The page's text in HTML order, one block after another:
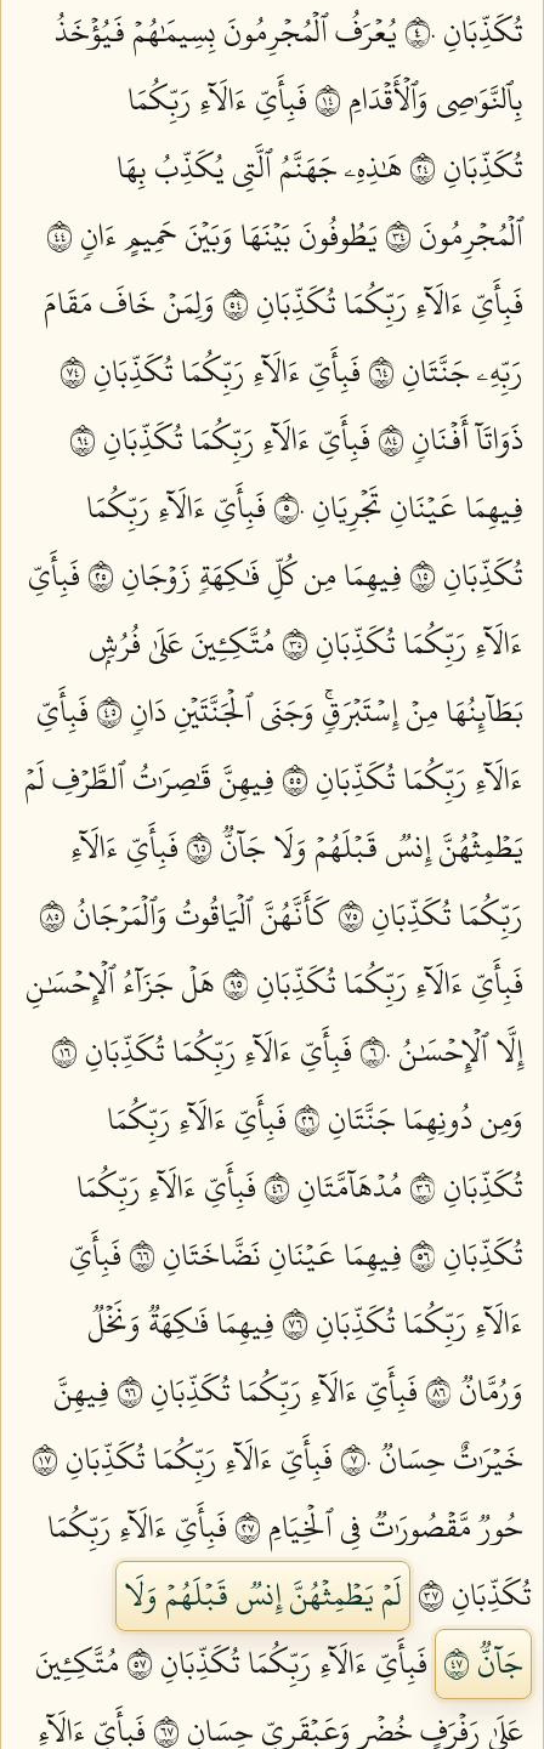
تُكَذِّبَانِ ٤٠
يُعۡرَفُ ٱلۡمُجۡرِمُونَ بِسِيمَٰهُمۡ فَيُؤۡخَذُ
بِٱلنَّوَٰصِي وَٱلۡأَقۡدَامِ ٤١
فَبِأَيِّ ءَالَآءِ رَبِّكُمَا
تُكَذِّبَانِ ٤٢
هَٰذِهِۦ جَهَنَّمُ ٱلَّتِي يُكَذِّبُ بِهَا
ٱلۡمُجۡرِمُونَ ٤٣
يَطُوفُونَ بَيۡنَهَا وَبَيۡنَ حَمِيمٍ ءَانٖ ٤٤
فَبِأَيِّ ءَالَآءِ رَبِّكُمَا تُكَذِّبَانِ ٤٥
وَلِمَنۡ خَافَ مَقَامَ
رَبِّهِۦ جَنَّتَانِ ٤٦
فَبِأَيِّ ءَالَآءِ رَبِّكُمَا تُكَذِّبَانِ ٤٧
ذَوَاتَآ أَفۡنَانٖ ٤٨
فَبِأَيِّ ءَالَآءِ رَبِّكُمَا تُكَذِّبَانِ ٤٩
فِيهِمَا عَيۡنَانِ تَجۡرِيَانِ ٥٠
فَبِأَيِّ ءَالَآءِ رَبِّكُمَا
تُكَذِّبَانِ ٥١
فِيهِمَا مِن كُلِّ فَٰكِهَةٖ زَوۡجَانِ ٥٢
فَبِأَيِّ
ءَالَآءِ رَبِّكُمَا تُكَذِّبَانِ ٥٣
مُتَّكِـِٔينَ عَلَىٰ فُرُشِۭ
بَطَآئِنُهَا مِنۡ إِسۡتَبۡرَقٖۚ وَجَنَى ٱلۡجَنَّتَيۡنِ دَانٖ ٥٤
فَبِأَيِّ
ءَالَآءِ رَبِّكُمَا تُكَذِّبَانِ ٥٥
فِيهِنَّ قَٰصِرَٰتُ ٱلطَّرۡفِ لَمۡ
يَطۡمِثۡهُنَّ إِنسٞ قَبۡلَهُمۡ وَلَا جَآنّٞ ٥٦
فَبِأَيِّ ءَالَآءِ
رَبِّكُمَا تُكَذِّبَانِ ٥٧
كَأَنَّهُنَّ ٱلۡيَاقُوتُ وَٱلۡمَرۡجَانُ ٥٨
فَبِأَيِّ ءَالَآءِ رَبِّكُمَا تُكَذِّبَانِ ٥٩
هَلۡ جَزَآءُ ٱلۡإِحۡسَٰنِ
إِلَّا ٱلۡإِحۡسَٰنُ ٦٠
فَبِأَيِّ ءَالَآءِ رَبِّكُمَا تُكَذِّبَانِ ٦١
وَمِن دُونِهِمَا جَنَّتَانِ ٦٢
فَبِأَيِّ ءَالَآءِ رَبِّكُمَا
تُكَذِّبَانِ ٦٣
مُدۡهَآمَّتَانِ ٦٤
فَبِأَيِّ ءَالَآءِ رَبِّكُمَا
تُكَذِّبَانِ ٦٥
فِيهِمَا عَيۡنَانِ نَضَّاخَتَانِ ٦٦
فَبِأَيِّ
ءَالَآءِ رَبِّكُمَا تُكَذِّبَانِ ٦٧
فِيهِمَا فَٰكِهَةٞ وَنَخۡلٞ
وَرُمَّانٞ ٦٨
فَبِأَيِّ ءَالَآءِ رَبِّكُمَا تُكَذِّبَانِ ٦٩
فِيهِنَّ
خَيۡرَٰتٌ حِسَانٞ ٧٠
فَبِأَيِّ ءَالَآءِ رَبِّكُمَا تُكَذِّبَانِ ٧١
حُورٞ مَّقۡصُورَٰتٞ فِي ٱلۡخِيَامِ ٧٢
فَبِأَيِّ ءَالَآءِ رَبِّكُمَا
تُكَذِّبَانِ ٧٣
لَمۡ يَطۡمِثۡهُنَّ إِنسٞ قَبۡلَهُمۡ وَلَا
جَآنّٞ ٧٤
فَبِأَيِّ ءَالَآءِ رَبِّكُمَا تُكَذِّبَانِ ٧٥
مُتَّكِـِٔينَ
عَلَىٰ رَفۡرَفٍ خُضۡرٖ وَعَبۡقَرِيٍّ حِسَانٖ ٧٦
فَبِأَيِّ ءَالَآءِ